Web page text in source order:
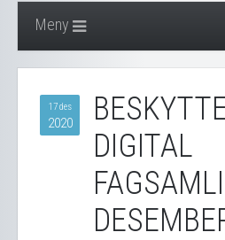
Meny
17 des
2020
DIGITAL